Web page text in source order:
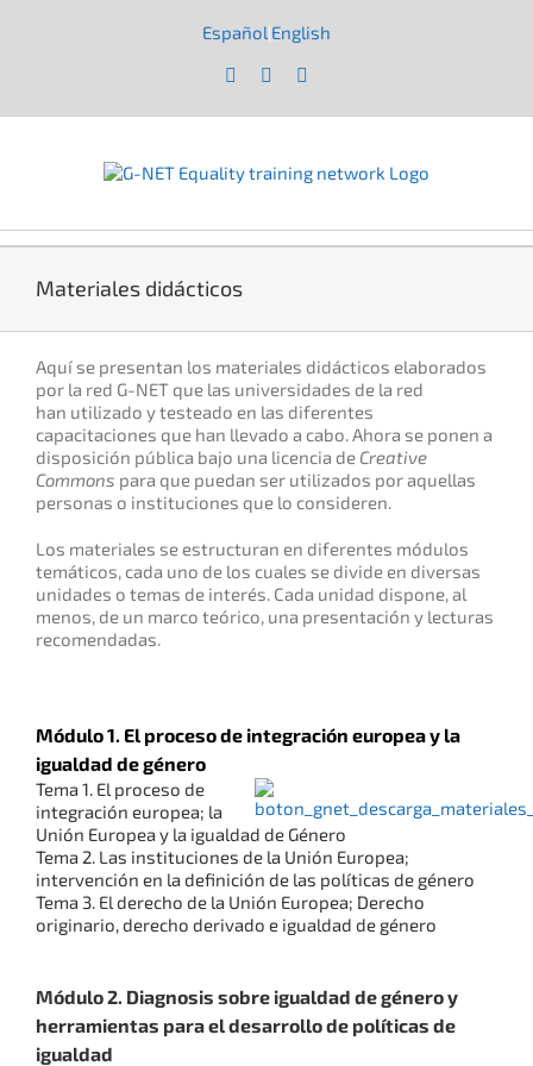
Español|English
Facebook
Materiales didácticos
Aquí se presentan los materiales didácticos elaborados
por la red G-NET que las universidades de la red
han utilizado y testeado en las diferentes
capacitaciones que han llevado a cabo. Ahora se ponen a
disposición pública bajo una licencia de Creative
Commons para que puedan ser utilizados por aquellas
personas o instituciones que lo consideren.
Los materiales se estructuran en diferentes módulos
temáticos, cada uno de los cuales se divide en diversas
unidades o temas de interés. Cada unidad dispone, al
menos, de un marco teórico, una presentación y lecturas
recomendadas.
Módulo 1. El proceso de integración europea y la
igualdad de género
Tema 1. El proceso de
integración europea; la
Unión Europea y la igualdad de Género
Tema 2. Las instituciones de la Unión Europea;
intervención en la definición de las políticas de género
Tema 3. El derecho de la Unión Europea; Derecho
originario, derecho derivado e igualdad de género
Módulo 2. Diagnosis sobre igualdad de género y
herramientas para el desarrollo de políticas de
igualdad